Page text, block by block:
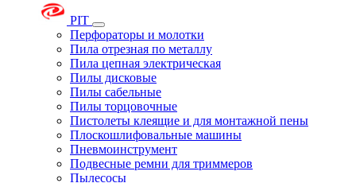
PIT
Перфораторы и молотки
Пила отрезная по металлу
Пила цепная электрическая
Пилы дисковые
Пилы сабельные
Пилы торцовочные
Пистолеты клеящие и для монтажной пены
Плоскошлифовальные машины
Пневмоинструмент
Подвесные ремни для триммеров
Пылесосы